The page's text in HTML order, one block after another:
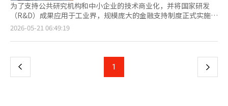
为了支持公共研究机构和中小企业的技术商业化，并将国家研发
（R&D）成果应用于工业界，规模庞大的金融支持制度正式实施。
中小企业与创业部表示，20日在国务会议上通过的《中小企业技术
得成果或从公共研究机构转让有前景的技术进行商业化时，缺乏足
于，为了减轻国家研发成果转化为实际产业过程中产生的资金负
担，设立了“商业化担保”和“流动化担保”等新的金融支持制
2026-05-21 06:49:19
上
页
1 下